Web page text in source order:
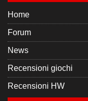
Home
Forum
News
Recensioni giochi
Recensioni HW